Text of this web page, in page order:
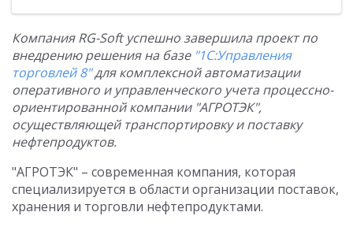
Компания RG-Soft успешно завершила проект по
внедрению решения на базе "1С:Управления
торговлей 8"для комплексной автоматизации
оперативного и управленческого учета процессно-
ориентированной компании "АГРОТЭК",
осуществляющей транспортировку и поставку
нефтепродуктов.
"АГРОТЭК" – современная компания, которая
специализируется в области организации поставок,
хранения и торговли нефтепродуктами.